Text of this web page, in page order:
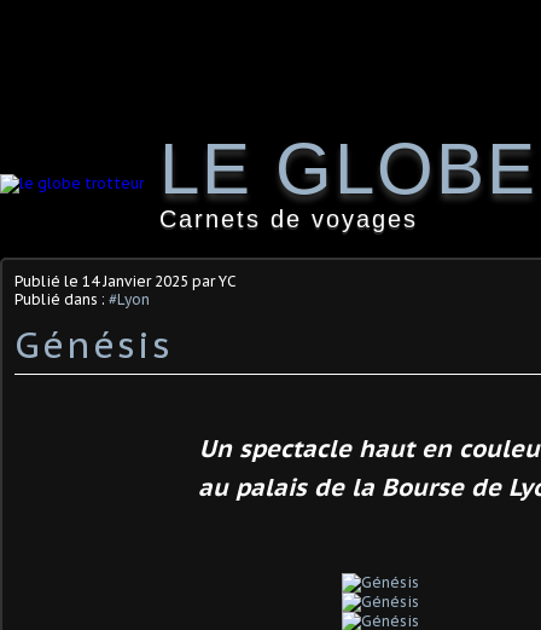
LE
Carnets de voyages
Publié le 14 Janvier 2025 par YC
Publié dans : #Lyon
Génésis
Un spectacle haut en
au palais de la Bourse de